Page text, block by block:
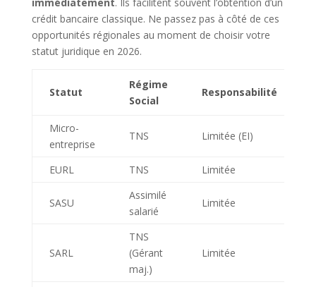
immédiatement. Ils facilitent souvent l’obtention d’un
crédit bancaire classique. Ne passez pas à côté de ces
opportunités régionales au moment de choisir votre
statut juridique en 2026.
Statut
Régime
Social
Responsabilité
Micro-
entreprise
TNS Limitée (EI)
EURL TNS Limitée
SASU
Assimilé
salarié
Limitée
SARL
TNS
(Gérant
maj.)
Limitée